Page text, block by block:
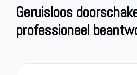
Geruisloos
professioneel